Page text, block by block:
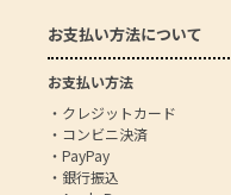
お支払い方法について
お支払い方法
・クレジットカード
・コンビニ決済
・PayPay
・銀行振込